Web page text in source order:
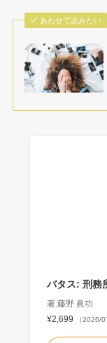
あわせて読みたい
バタス: 刑務
著:藤野 眞功
¥2,699
（2026/